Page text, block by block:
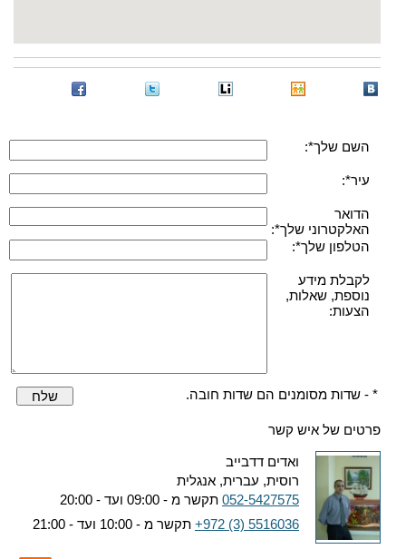
השם שלך*:
עיר*:
הדואר
האלקטרוני שלך*:
הטלפון שלך*:
לקבלת מידע
נוספת, שאלות,
הצעות:
* - שדות מסומנים הם שדות חובה. שלח
פרטים של איש קשר
ואדים דדבייב
רוסית, עברית, אנגלית
052-5427575 תקשר מ - 09:00 ועד - 20:00
+972 (3) 5516036 תקשר מ - 10:00 ועד - 21:00